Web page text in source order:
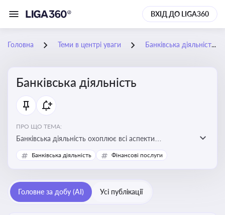
ВХІД ДО LIGA360
Головна Теми в центрі уваги Банківська діяльність
Банківська діяльність
ПРО ЩО ТЕМА:
Банківська діяльність охоплює всі аспекти
регулювання, нагляду та ліцензування банківських
установ
Банківська діяльність Фінансові послуги
Головне за добу (AI) Усі публікації